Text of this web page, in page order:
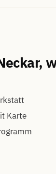
Karte